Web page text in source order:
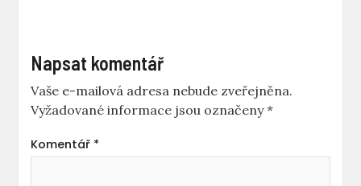
Napsat komentář
Vaše e-mailová adresa nebude zveřejněna.
Vyžadované informace jsou označeny*
Komentář *